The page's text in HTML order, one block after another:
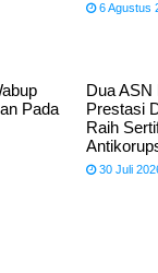
6 Agustus
Pada
Dua ASN
Prestasi
Raih
30 Juli